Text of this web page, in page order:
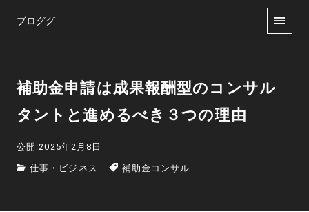
ブロググ
補助金申請は成果報酬型のコンサル
タントと進めるべき３つの理由
公開:2025年2月8日
仕事・ビジネス 補助金コンサル